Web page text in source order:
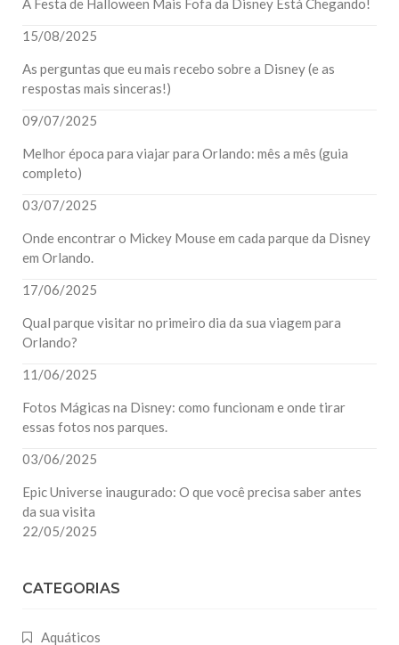
A Festa de Halloween Mais Fofa da Disney Está Chegando!
15/08/2025
As perguntas que eu mais recebo sobre a Disney (e as
respostas mais sinceras!)
09/07/2025
Melhor época para viajar para Orlando: mês a mês (guia
completo)
03/07/2025
Onde encontrar o Mickey Mouse em cada parque da Disney
em Orlando.
17/06/2025
Qual parque visitar no primeiro dia da sua viagem para
Orlando?
11/06/2025
Fotos Mágicas na Disney: como funcionam e onde tirar
essas fotos nos parques.
03/06/2025
Epic Universe inaugurado: O que você precisa saber antes
da sua visita
22/05/2025
CATEGORIAS
Aquáticos